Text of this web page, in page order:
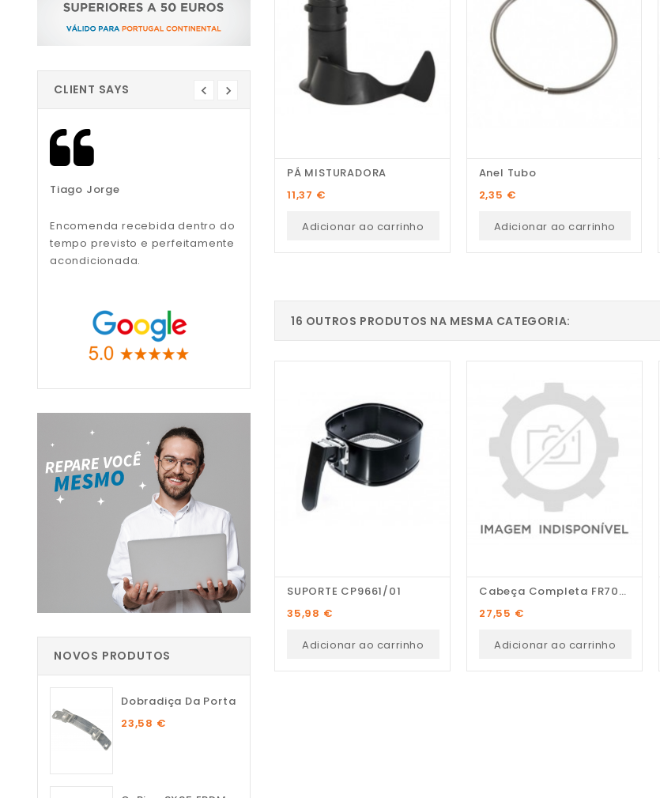
CLIENT SAYS
Tiago Jorge
Encomenda recebida dentro do
tempo previsto e perfeitamente
acondicionada.
Liliana Teixeira
Recomendo, muito
Pedro Pereira
Recomendo! Variedade de
NOVOS PRODUTOS
Dobradiça Da Porta
23,58 €
PÁ MISTURADORA
Preço
11,37 €
Adicionar ao carrinho
Anel Tubo
Preço
2,35 €
Adicionar ao carrinho
16 OUTROS PRODUTOS NA MESMA CATEGORIA:
SUPORTE CP9661/01
Preço
35,98 €
Adicionar ao carrinho
Cabeça Completa FR70030
Preço
27,55 €
Adicionar ao carrinho